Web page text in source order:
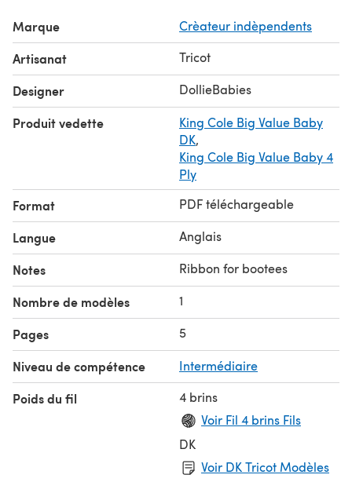
Marque Crèateur indèpendents
Artisanat Tricot
Designer DollieBabies
Produit vedette
King Cole Big Value Baby
DK,
King Cole Big Value Baby 4
Ply
Format PDF téléchargeable
Langue Anglais
Notes Ribbon for bootees
Nombre de modèles 1
Pages 5
Niveau de compétence Intermédiaire
Poids du fil
4 brins
Voir Fil 4 brins Fils
DK
Voir DK Tricot Modèles